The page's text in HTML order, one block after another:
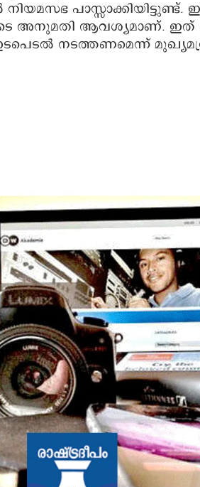
നിയമസഭ
അനുമതി ആവശ്യമാണ്. ഇത്
നടത്തണമെന്ന്